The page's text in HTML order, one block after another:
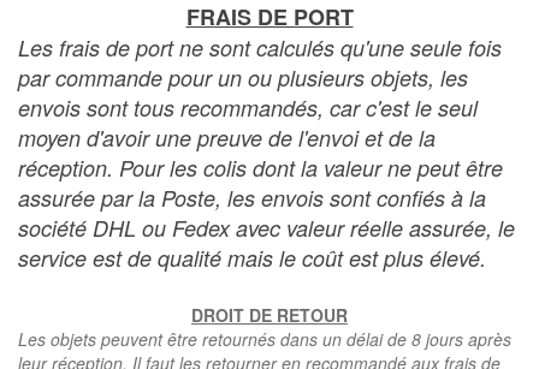
FRAIS DE PORT
Les frais de port ne sont calculés qu'une seule fois
par commande pour un ou plusieurs objets, les
envois sont tous recommandés, car c'est le seul
moyen d'avoir une preuve de l'envoi et de la
réception. Pour les colis dont la valeur ne peut être
assurée par la Poste, les envois sont confiés à la
société DHL ou Fedex avec valeur réelle assurée, le
service est de qualité mais le coût est plus élevé.
DROIT DE RETOUR
Les objets peuvent être retournés dans un délai de 8 jours après
leur réception. Il faut les retourner en recommandé aux frais de